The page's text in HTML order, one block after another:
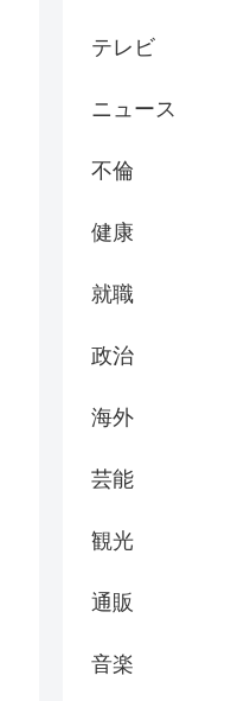
テレビ
ニュース
不倫
健康
就職
政治
海外
芸能
観光
通販
音楽